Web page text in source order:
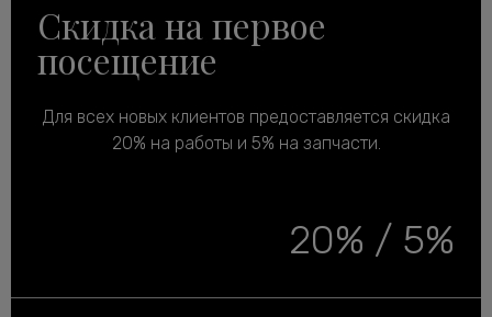
Скидка на первое
посещение
Для всех новых клиентов предоставляется скидка
20% на работы и 5% на запчасти.
20% / 5%